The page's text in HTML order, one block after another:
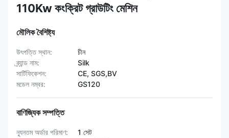
110Kw কংক্রিট গ্রাউটিং মেশিন
মৌলিক বৈশিষ্ট্য
উৎপত্তি স্থান:
চীন
ব্র্যান্ড নাম:
Silk
সার্টিফিকেশন:
CE, SGS,BV
মডেল নম্বর:
GS120
বাণিজ্যিক সম্পত্তি
ন্যূনতম অর্ডার পরিমাণ:
1 সেট